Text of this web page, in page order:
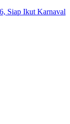
Siap Ikut Karnaval